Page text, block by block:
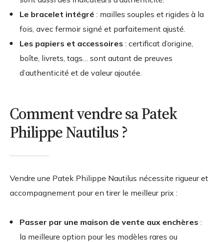
Le bracelet intégré : mailles souples et rigides à la
fois, avec fermoir signé et parfaitement ajusté.
Les papiers et accessoires : certificat d’origine,
boîte, livrets, tags… sont autant de preuves
d’authenticité et de valeur ajoutée.
Comment vendre sa Patek
Philippe Nautilus ?
Vendre une Patek Philippe Nautilus nécessite rigueur et
accompagnement pour en tirer le meilleur prix :
Passer par une maison de vente aux enchères :
la meilleure option pour les modèles rares ou